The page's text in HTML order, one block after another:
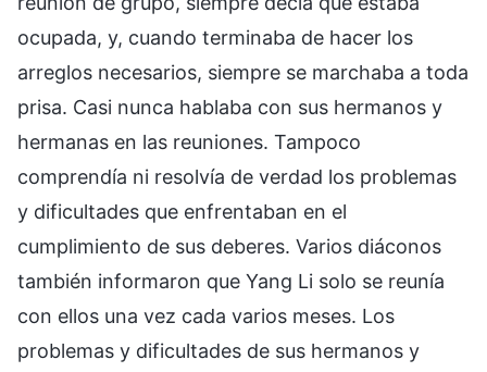
ocupada, y, cuando terminaba de hacer los
arreglos necesarios, siempre se marchaba a toda
prisa. Casi nunca hablaba con sus hermanos y
hermanas en las reuniones. Tampoco
comprendía ni resolvía de verdad los problemas
y dificultades que enfrentaban en el
cumplimiento de sus deberes. Varios diáconos
también informaron que Yang Li solo se reunía
con ellos una vez cada varios meses. Los
problemas y dificultades de sus hermanos y